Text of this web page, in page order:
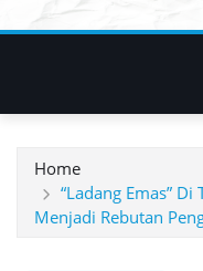
Home
“Ladang Emas”
Menjadi Rebutan